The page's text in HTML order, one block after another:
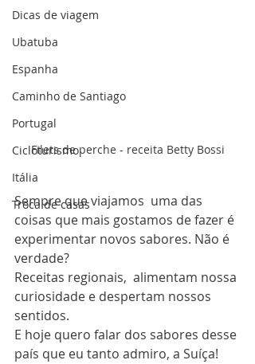
Dicas de viagem
Ubatuba
Espanha
Caminho de Santiago
Portugal
Cicloturismo
Itália
Troca de casas
Filets de perche - receita Betty Bossi
Sempre que viajamos  uma das
coisas que mais gostamos de fazer é
experimentar novos sabores. Não é
verdade?
Receitas regionais,  alimentam nossa
curiosidade e despertam nossos
sentidos.
E hoje quero falar dos sabores desse
país que eu tanto admiro, a Suíça!